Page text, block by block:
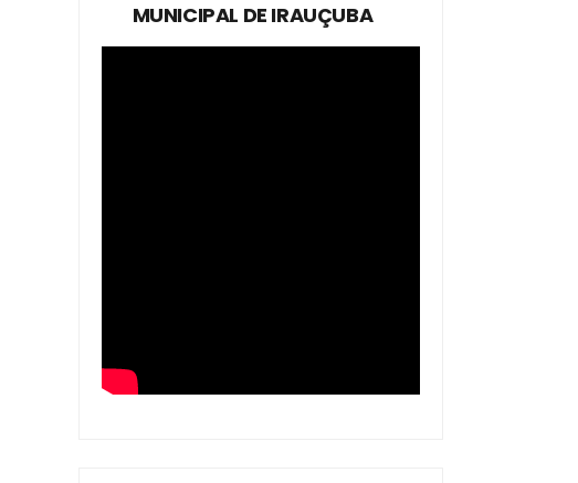
MUNICIPAL DE IRAUÇUBA